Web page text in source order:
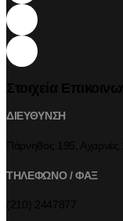
ΔΙΕΥΘΥΝΣΗ
ΤΗΛΕΦΩΝΟ / ΦΑΞ